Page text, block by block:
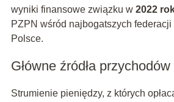
wyniki finansowe związku w 2022
PZPN wśród najbogatszych
Polsce.
Główne źródła
Strumienie pieniędzy, z których